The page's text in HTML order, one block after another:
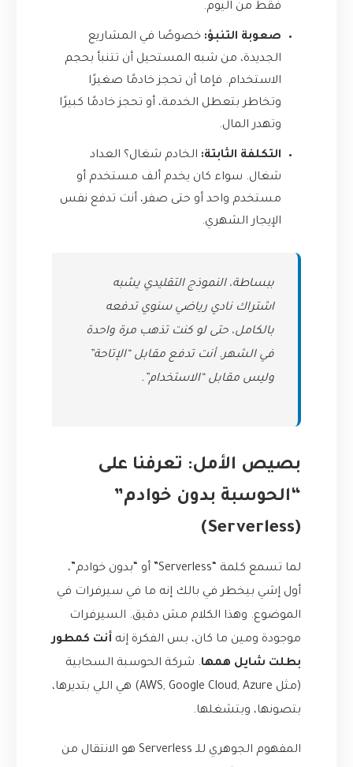
فقط من اليوم.
صعوبة التنبؤ: خصوصًا في المشاريع
الجديدة، من شبه المستحيل أن تتنبأ بحجم
الاستخدام. فإما أن تحجز خادمًا صغيرًا
وتخاطر بتعطل الخدمة، أو تحجز خادمًا كبيرًا
وتهدر المال.
التكلفة الثابتة: الخادم شغال؟ العداد
شغال. سواء كان يخدم ألف مستخدم أو
مستخدم واحد أو حتى صفر، أنت تدفع نفس
الإيجار الشهري.
ببساطة، النموذج التقليدي يشبه
اشتراك نادي رياضي سنوي تدفعه
بالكامل، حتى لو كنت تذهب مرة واحدة
في الشهر. أنت تدفع مقابل “الإتاحة”
وليس مقابل “الاستخدام”.
بصيص الأمل: تعرفنا على
“الحوسبة بدون خوادم”
(Serverless)
لما تسمع كلمة “Serverless” أو “بدون خوادم”،
أول إشي بيخطر في بالك إنه ما في سيرفرات في
الموضوع. وهذا الكلام مش دقيق. السيرفرات
موجودة ومين ما كان، بس الفكرة إنه أنت كمطور
بطلت شايل همها. شركة الحوسبة السحابية
(مثل AWS, Google Cloud, Azure) هي اللي بتديرها،
بتصونها، وبتشغلها.
المفهوم الجوهري للـ Serverless هو الانتقال من